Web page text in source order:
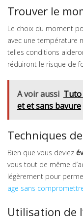
Trouver le
Le choix du moment
avec une température
telles conditions
réduiront le risque de
A voir aussi Tuto
et et sans bavure
Techniques
Bien que vous deviez
vous tout de même
légèrement pour
age sans
Utilisation de